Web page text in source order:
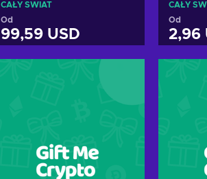
CAŁY ŚWIAT
Od
99,59 USD
Dodaj do koszyka
Zobacz oferty
CAŁY
Od
2,96